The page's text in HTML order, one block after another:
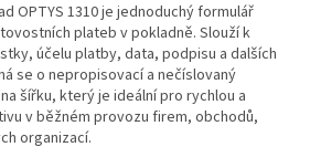
OPTYS 1310 je jednoduchý formulář
plateb v pokladně. Slouží k
účelu platby, data, podpisu a dalších
se o nepropisovací a nečíslovaný
šířku, který je ideální pro rychlou a
v běžném provozu firem, obchodů,
organizací.